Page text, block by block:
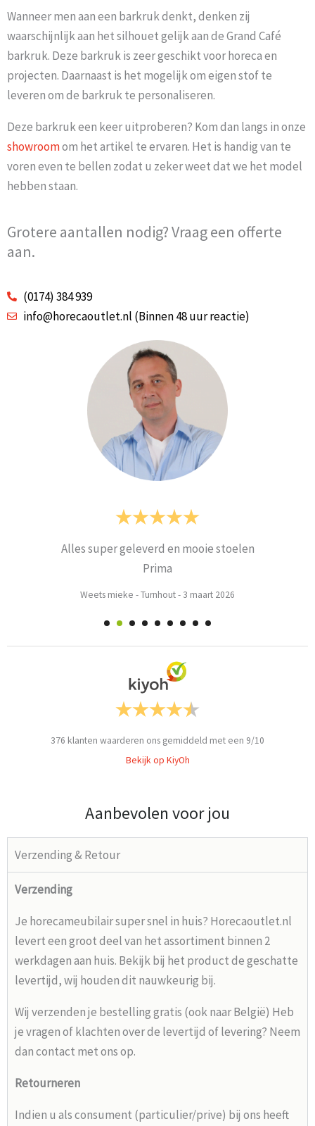
Wanneer men aan een barkruk denkt, denken zij
waarschijnlijk aan het silhouet gelijk aan de Grand Café
barkruk. Deze barkruk is zeer geschikt voor horeca en
projecten. Daarnaast is het mogelijk om eigen stof te
leveren om de barkruk te personaliseren.
Deze barkruk een keer uitproberen? Kom dan langs in onze
showroomom het artikel te ervaren. Het is handig van te
voren even te bellen zodat u zeker weet dat we het model
hebben staan.
Grotere aantallen nodig? Vraag een offerte
aan.
(0174) 384 939
info@horecaoutlet.nl (Binnen 48 uur reactie)
Alles super geleverd en mooie stoelen
Prima
Weets mieke -Turnhout- 3 maart 2026
376 klanten waarderen ons gemiddeld met een 9/10
Bekijk op KiyOh
Aanbevolen voor jou
Verzending & Retour
Verzending
Je horecameubilair super snel in huis? Horecaoutlet.nl
levert een groot deel van het assortiment binnen 2
werkdagen aan huis. Bekijk bij het product de geschatte
levertijd, wij houden dit nauwkeurig bij.
Wij verzenden je bestelling gratis (ook naar België) Heb
je vragen of klachten over de levertijd of levering? Neem
dan contact met ons op.
Retourneren
Indien u als consument (particulier/prive) bij ons heeft